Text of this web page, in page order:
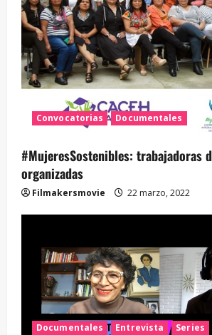
Convocatorias Documentales
#MujeresSostenibles: trabajadoras
organizadas
Filmakersmovie 22 marzo, 2022
Documentales Entrevista Series